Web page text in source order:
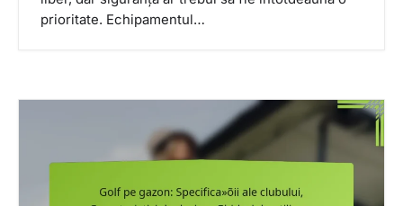
prioritate. Echipamentul…